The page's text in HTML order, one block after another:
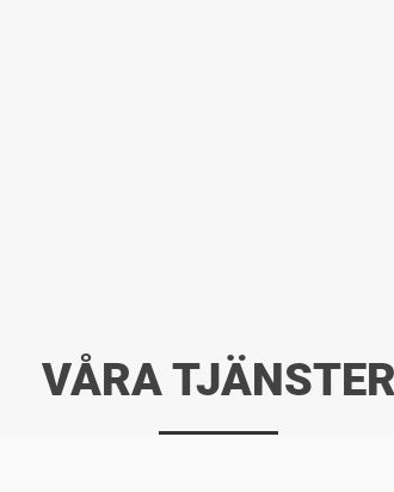
VÅRA TJÄNSTER